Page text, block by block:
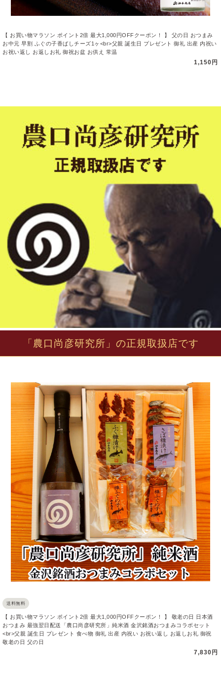
【 お買い物マラソン ポイント2倍 最大1,000円OFFクーポン！ 】 父の日 おつまみ
お中元 早割 ふぐの子香ばしチーズ1ヶ<br>父親 誕生日 プレゼント 御礼 出産 内祝い
お祝い返し お返しお礼 御祝お盆 お供え 常温
1,150円
「農口尚彦研究所」の正規取扱店です
送料無料
【 お買い物マラソン ポイント2倍 最大1,000円OFFクーポン！ 】 敬老の日 日本酒
おつまみ 最強翌日配送「農口尚彦研究所」純米酒 金沢銘酒おつまみコラボセット
<br>父親 誕生日 プレゼント 食べ物 御礼 出産 内祝い お祝い返し お返しお礼 御祝
敬老の日 父の日
7,830円